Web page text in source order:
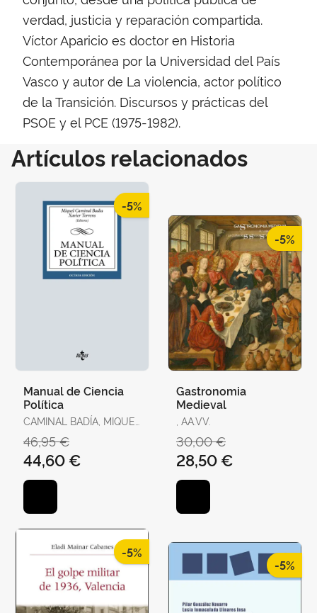
verdad, justicia y reparación compartida.
Víctor Aparicio es doctor en Historia
Contemporánea por la Universidad del País
Vasco y autor de La violencia, actor político
de la Transición. Discursos y prácticas del
PSOE y el PCE (1975-1982).
Artículos relacionados
-5%
Manual de Ciencia
Política
CAMINAL BADÍA, MIQUEL
AGUILERA DE PRAT,
CESÁREO / AHEDO,
IGOR / ÁLVAREZ,
GEMMA / ANTÓN, JOAN
BREITENSTEIN, SO
46,95 €
44,60 €
-5%
Gastronomia
Medieval
, AA.VV.
30,00 €
28,50 €
-5%
-5%